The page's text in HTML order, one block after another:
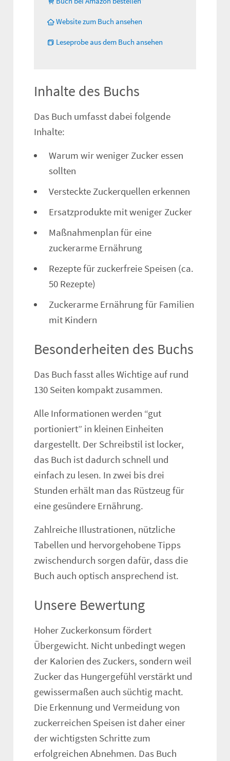
Website zum Buch ansehen
Leseprobe aus dem Buch ansehen
Inhalte des Buchs
Das Buch umfasst dabei folgende
Inhalte:
Warum wir weniger Zucker essen
sollten
Versteckte Zuckerquellen erkennen
Ersatzprodukte mit weniger Zucker
Maßnahmenplan für eine
zuckerarme Ernährung
Rezepte für zuckerfreie Speisen (ca.
50 Rezepte)
Zuckerarme Ernährung für Familien
mit Kindern
Besonderheiten des Buchs
Das Buch fasst alles Wichtige auf rund
130 Seiten kompakt zusammen.
Alle Informationen werden “gut
portioniert” in kleinen Einheiten
dargestellt. Der Schreibstil ist locker,
das Buch ist dadurch schnell und
einfach zu lesen. In zwei bis drei
Stunden erhält man das Rüstzeug für
eine gesündere Ernährung.
Zahlreiche Illustrationen, nützliche
Tabellen und hervorgehobene Tipps
zwischendurch sorgen dafür, dass die
Buch auch optisch ansprechend ist.
Unsere Bewertung
Hoher Zuckerkonsum fördert
Übergewicht. Nicht unbedingt wegen
der Kalorien des Zuckers, sondern weil
Zucker das Hungergefühl verstärkt und
gewissermaßen auch süchtig macht.
Die Erkennung und Vermeidung von
zuckerreichen Speisen ist daher einer
der wichtigsten Schritte zum
erfolgreichen Abnehmen. Das Buch